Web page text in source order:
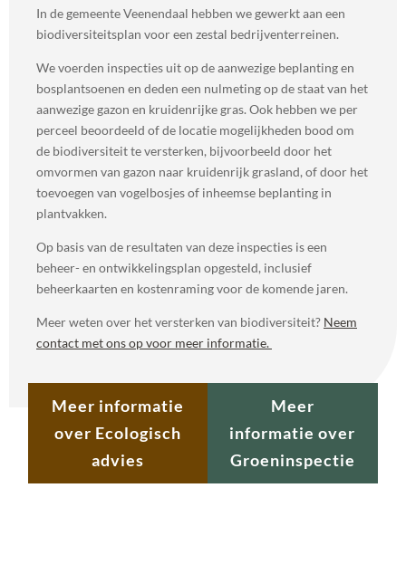
In de gemeente Veenendaal hebben we gewerkt aan een
biodiversiteitsplan voor een zestal bedrijventerreinen.
We voerden inspecties uit op de aanwezige beplanting en
bosplantsoenen en deden een nulmeting op de staat van het
aanwezige gazon en kruidenrijke gras. Ook hebben we per
perceel beoordeeld of de locatie mogelijkheden bood om
de biodiversiteit te versterken, bijvoorbeeld door het
omvormen van gazon naar kruidenrijk grasland, of door het
toevoegen van vogelbosjes of inheemse beplanting in
plantvakken.
Op basis van de resultaten van deze inspecties is een
beheer- en ontwikkelingsplan opgesteld, inclusief
beheerkaarten en kostenraming voor de komende jaren.
Meer weten over het versterken van biodiversiteit? Neem
contact met ons op voor meer informatie.
Meer informatie
over Ecologisch
advies
Meer
informatie over
Groeninspectie